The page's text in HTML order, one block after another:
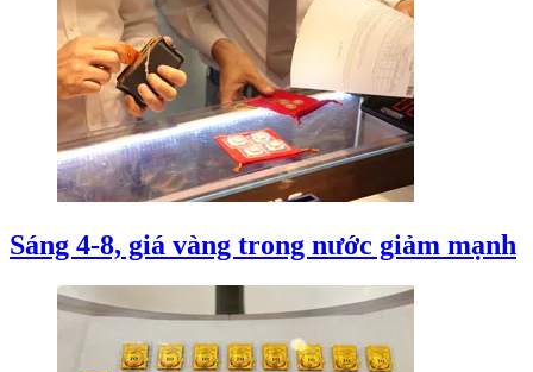
Sáng 4-8, giá vàng trong nước giảm mạnh